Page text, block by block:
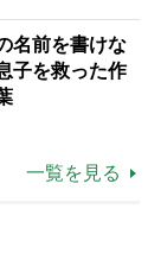
名前を書けな
子を救った作
一覧を見る